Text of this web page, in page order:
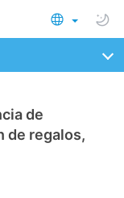
de
de regalos,